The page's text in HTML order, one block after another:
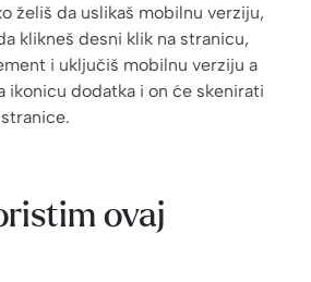
želiš da uslikaš mobilnu verziju,
klikneš desni klik na stranicu,
i uključiš mobilnu verziju a
ikonicu dodatka i on će skenirati
ovaj